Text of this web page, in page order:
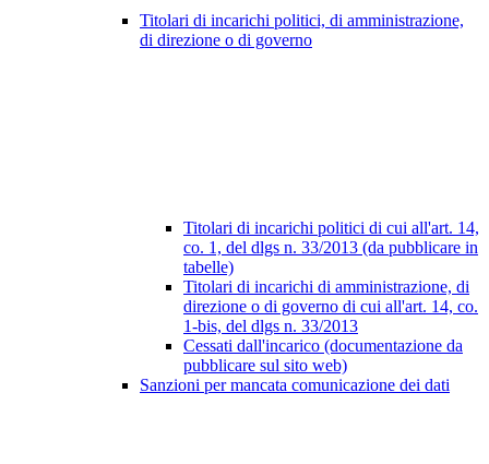
Titolari di incarichi politici, di amministrazione,
di direzione o di governo
Titolari di incarichi politici di cui all'art. 14,
co. 1, del dlgs n. 33/2013 (da pubblicare in
tabelle)
Titolari di incarichi di amministrazione, di
direzione o di governo di cui all'art. 14, co.
1-bis, del dlgs n. 33/2013
Cessati dall'incarico (documentazione da
pubblicare sul sito web)
Sanzioni per mancata comunicazione dei dati